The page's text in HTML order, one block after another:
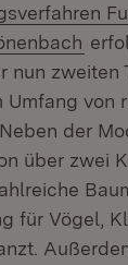
nun zweiten
von
der
über zwei
für Vögel,